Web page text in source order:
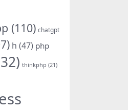
(110) chatgpt
h (47) php
thinkphp (21)